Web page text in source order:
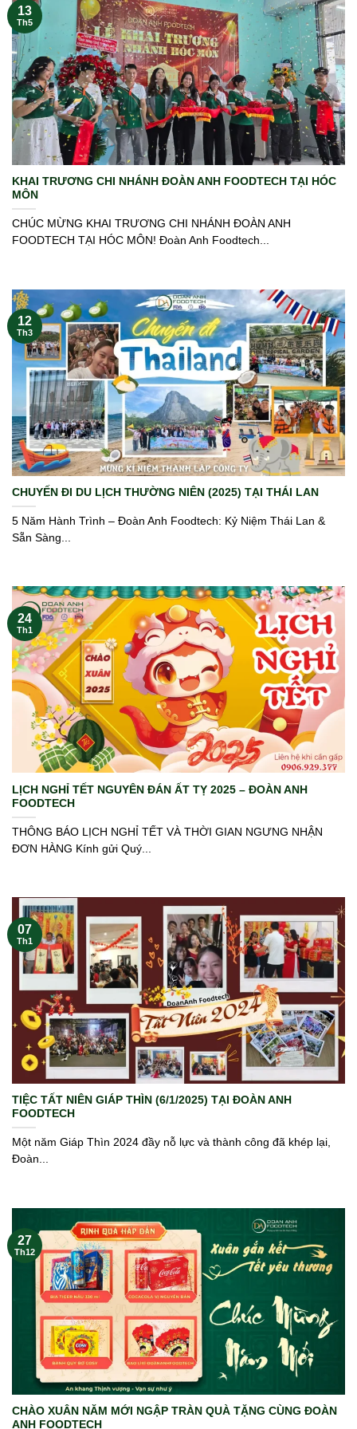
KHAI TRƯƠNG CHI NHÁNH ĐOÀN ANH FOODTECH TẠI HÓC
MÔN
CHÚC MỪNG KHAI TRƯƠNG CHI NHÁNH ĐOÀN ANH
FOODTECH TẠI HÓC MÔN! Đoàn Anh Foodtech...
13
Th5
CHUYẾN ĐI DU LỊCH THƯỜNG NIÊN (2025) TẠI THÁI LAN
5 Năm Hành Trình – Đoàn Anh Foodtech: Kỷ Niệm Thái Lan &
Sẵn Sàng...
12
Th3
LỊCH NGHỈ TẾT NGUYÊN ĐÁN ẤT TỴ 2025 – ĐOÀN ANH
FOODTECH
THÔNG BÁO LỊCH NGHỈ TẾT VÀ THỜI GIAN NGƯNG NHẬN
ĐƠN HÀNG Kính gửi Quý...
24
Th1
TIỆC TẤT NIÊN GIÁP THÌN (6/1/2025) TẠI ĐOÀN ANH
FOODTECH
Một năm Giáp Thìn 2024 đầy nỗ lực và thành công đã khép lại,
Đoàn...
07
Th1
CHÀO XUÂN NĂM MỚI NGẬP TRÀN QUÀ TẶNG CÙNG ĐOÀN
ANH FOODTECH
27
Th12